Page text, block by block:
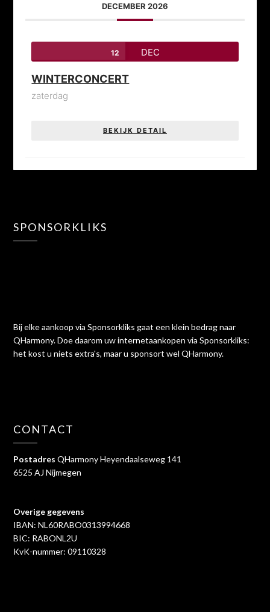
DECEMBER 2026
12 DEC
WINTERCONCERT
zaterdag
BEKIJK DETAIL
SPONSORKLIKS
Bij elke aankoop via Sponsorkliks gaat een klein bedrag naar
QHarmony. Doe daarom uw internetaankopen via Sponsorkliks:
het kost u niets extra's, maar u sponsort wel QHarmony.
CONTACT
Postadres QHarmony Heyendaalseweg 141
6525 AJ Nijmegen
Overige gegevens
IBAN: NL60RABO0313994668
BIC: RABONL2U
KvK-nummer: 09110328